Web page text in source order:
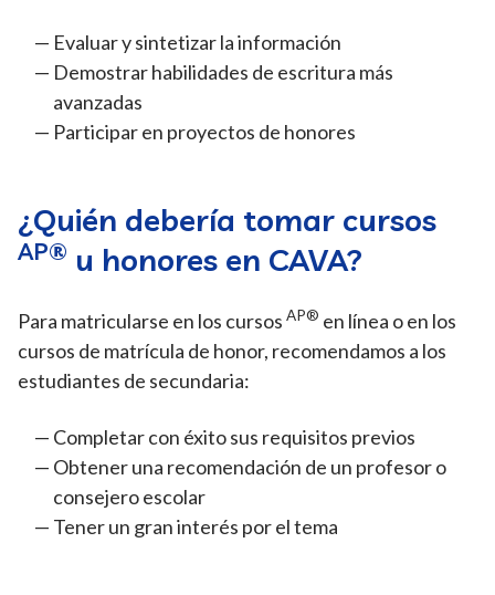
Evaluar y sintetizar la información
Demostrar habilidades de escritura más
avanzadas
Participar en proyectos de honores
¿Quién debería tomar cursos
AP® u honores en CAVA?
Para matricularse en los cursos AP® en línea o en los
cursos de matrícula de honor, recomendamos a los
estudiantes de secundaria:
Completar con éxito sus requisitos previos
Obtener una recomendación de un profesor o
consejero escolar
Tener un gran interés por el tema